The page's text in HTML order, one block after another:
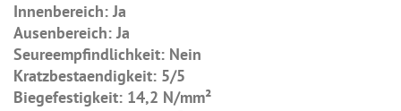
Innenbereich: Ja
Ausenbereich: Ja
Seureempfindlichkeit: Nein
Kratzbestaendigkeit: 5/5
Biegefestigkeit: 14,2 N/mm²